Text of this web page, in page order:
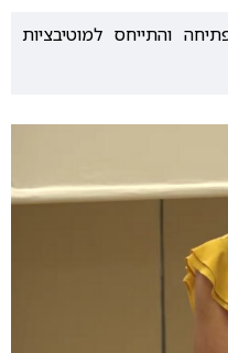
והתייחס למוטיבציות